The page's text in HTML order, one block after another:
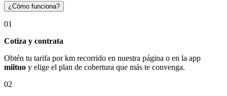
¿Cómo funciona?
01
Cotiza y contrata
Obtén tu tarifa por km recorrido en nuestra página o en la app
miituo y elige el plan de cobertura que más te convenga.
02